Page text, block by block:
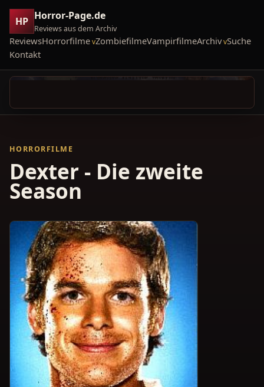
HP Horror-Page.de
Reviews aus dem Archiv
ReviewsHorrorfilme ZombiefilmeVampirfilmeArchiv Suche
Kontakt
HORRORFILME
Dexter - Die zweite
Season